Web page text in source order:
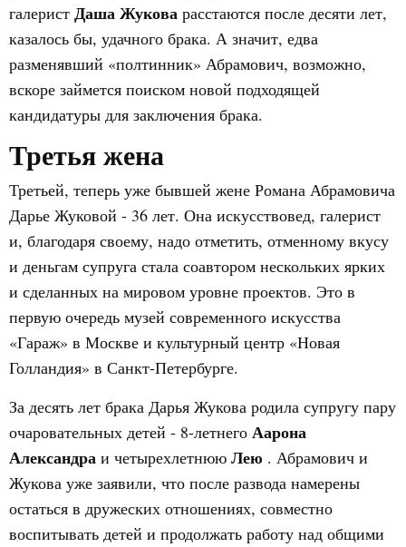
галерист Даша Жукова расстаются после десяти лет,
казалось бы, удачного брака. А значит, едва
разменявший «полтинник» Абрамович, возможно,
вскоре займется поиском новой подходящей
кандидатуры для заключения брака.
Третья жена
Третьей, теперь уже бывшей жене Романа Абрамовича
Дарье Жуковой - 36 лет. Она искусствовед, галерист
и, благодаря своему, надо отметить, отменному вкусу
и деньгам супруга стала соавтором нескольких ярких
и сделанных на мировом уровне проектов. Это в
первую очередь музей современного искусства
«Гараж» в Москве и культурный центр «Новая
Голландия» в Санкт-Петербурге.
За десять лет брака Дарья Жукова родила супругу пару
очаровательных детей - 8-летнего Аарона
Александра и четырехлетнюю Лею . Абрамович и
Жукова уже заявили, что после развода намерены
остаться в дружеских отношениях, совместно
воспитывать детей и продолжать работу над общими